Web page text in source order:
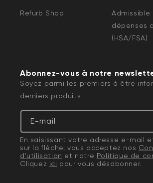
Refurb Shop
Admissible
dépenses
(HSA/FSA)
Abonnez-vous à notre
Soyez parmi les premiers à être
derniers produits
E-mail
En saisissant votre adresse e-mail
sur la flèche, vous acceptez nos
d'utilisation et notre Politique de
Cliquez ici pour vous désabonner.